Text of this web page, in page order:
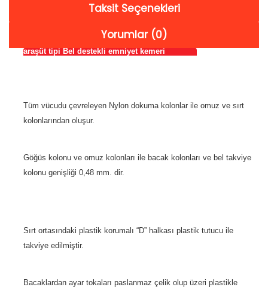
Taksit Seçenekleri
Yorumlar (0)
araşüt tipi Bel destekli emniyet kemeri
Tüm vücudu çevreleyen Nylon dokuma kolonlar ile omuz ve sırt
kolonlarından oluşur.
Göğüs kolonu ve omuz kolonları ile bacak kolonları ve bel takviye
kolonu genişliği 0,48 mm. dir.
Sırt ortasındaki plastik korumalı “D” halkası plastik tutucu ile
takviye edilmiştir.
Bacaklardan ayar tokaları paslanmaz çelik olup üzeri plastikle